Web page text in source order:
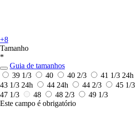
+8
Tamanho
*
Guia de tamanhos
39 1/3
40 40 2/3 41 1/3 24h
43 1/3 24h 44 24h 44 2/3 45 1/3
47 1/3
48 48 2/3
49 1/3
Este campo é obrigatório